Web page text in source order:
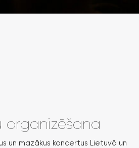
organizēšana
un mazākus koncertus Lietuvā un